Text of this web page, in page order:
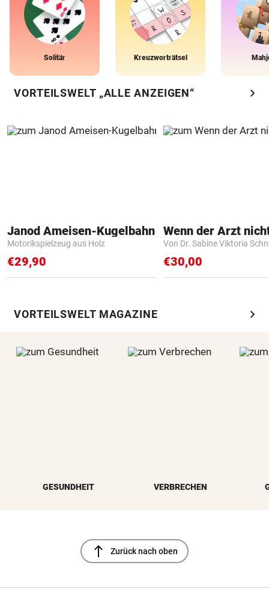
Solitär Kreuzworträtsel
VORTEILSWELT „ALLE ANZEIGEN“ chevron_right
Janod Ameisen-Kugelbahn
Motorikspielzeug aus Holz
€29,90
Von Dr. Sabine Viktoria
€30,00
VORTEILSWELT MAGAZINE chevron_right
GESUNDHEIT VERBRECHEN
north Zurück nach oben